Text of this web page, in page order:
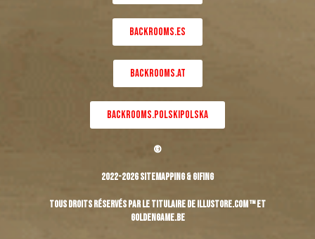
BACKROOMS.ES
BACKROOMS.AT
BACKROOMS.POLSKIPOLSKA
©
2022-2026 Sitemapping & Gifing
Tous droits réservés par le titulaire de Illustore.com ™ et
Goldengame.be